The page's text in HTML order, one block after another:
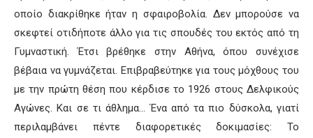
οποίο διακρίθηκε ήταν η σφαιροβολία. Δεν μπορούσε να
σκεφτεί οτιδήποτε άλλο για τις σπουδές του εκτός από τη
Γυμναστική. Έτσι βρέθηκε στην Αθήνα, όπου συνέχισε
βέβαια να γυμνάζεται. Επιβραβεύτηκε για τους μόχθους του
με την πρώτη θέση που κέρδισε το 1926 στους Δελφικούς
Αγώνες. Και σε τι άθλημα… Ένα από τα πιο δύσκολα, γιατί
περιλαμβάνει πέντε διαφορετικές δοκιμασίες: Το